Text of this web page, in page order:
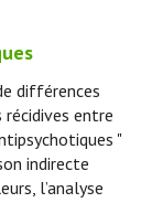
différences
récidives entre
"
indirecte
l’analyse